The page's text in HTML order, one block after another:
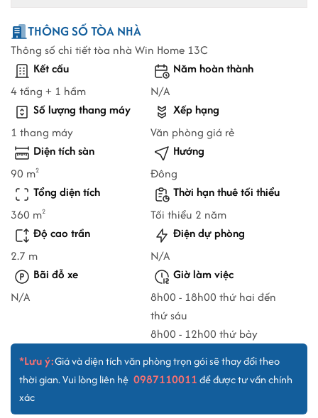
THÔNG SỐ TÒA NHÀ
Thông số chi tiết tòa nhà Win Home 13C
Kết cấu
4 tầng + 1 hầm
Năm hoàn thành
N/A
Số lượng thang máy
1 thang máy
Xếp hạng
Văn phòng giá rẻ
Diện tích sàn
90 m2
Hướng
Đông
Tổng diện tích
360 m2
Thời hạn thuê tối thiểu
Tối thiểu 2 năm
Độ cao trần
2.7 m
Điện dự phòng
N/A
Bãi đỗ xe
N/A
Giờ làm việc
8h00 - 18h00 thứ hai đến
thứ sáu
8h00 - 12h00 thứ bảy
*Lưu ý:Giá và diện tích văn phòng trọn gói sẽ thay đổi theo
thời gian. Vui lòng liên hệ 0987110011để được tư vấn chính
xác